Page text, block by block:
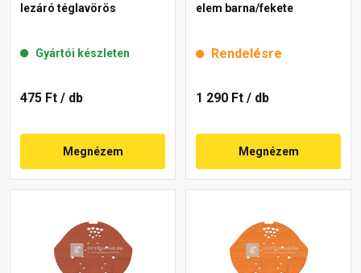
lezáró téglavörös
Gyártói készleten
475 Ft / db
Megnézem
elem barna/fekete
Rendelésre
1 290 Ft / db
Megnézem